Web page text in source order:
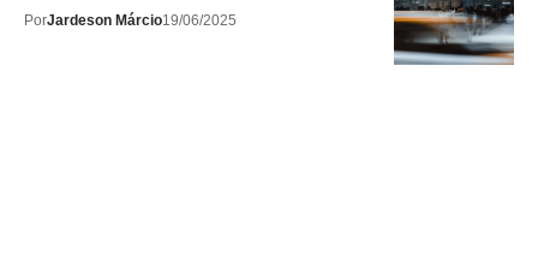
PorJardeson Márcio19/06/2025